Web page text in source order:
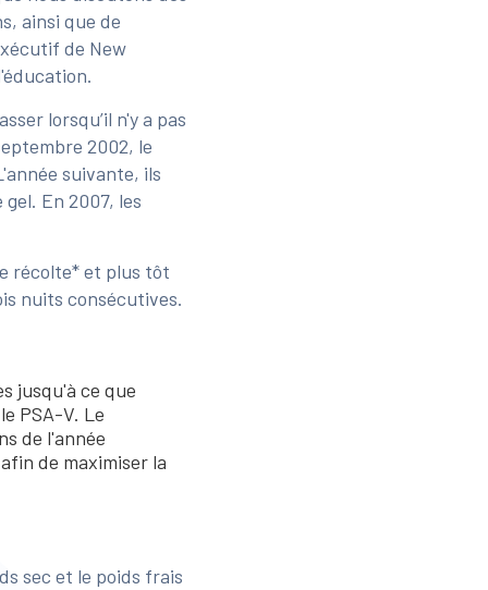
ainsi que de
de New
lorsqu’il n'y a pas
2002, le
suivante, ils
En 2007, les
récolte* et plus tôt
nuits consécutives.
jusqu'à ce que
PSA-V. Le
de l'année
de maximiser la
sec et le poids frais